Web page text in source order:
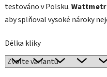
testováno v Polsku.Wattmetr
aby splňoval vysoké nároky
Délka kliky